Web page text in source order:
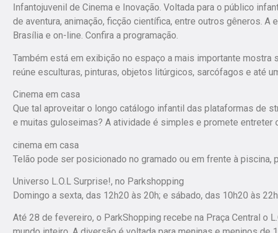
Infantojuvenil de Cinema e Inovação. Voltada para o público
de aventura, animação, ficção científica, entre outros gêneros. A
Brasília e on-line. Confira a programação.
Também está em exibição no espaço a mais importante
reúne esculturas, pinturas, objetos litúrgicos, sarcófagos e até
Cinema em casa
Que tal aproveitar o longo catálogo infantil das plataformas de
e muitas guloseimas? A atividade é simples e promete entreter
cinema em casa
Telão pode ser posicionado no gramado ou em frente à piscina,
Universo L.O.L Surprise!, no Parkshopping
Domingo a sexta, das 12h20 às 20h; e sábado, das 10h20 às 22h
Até 28 de fevereiro, o ParkShopping recebe na Praça Central o